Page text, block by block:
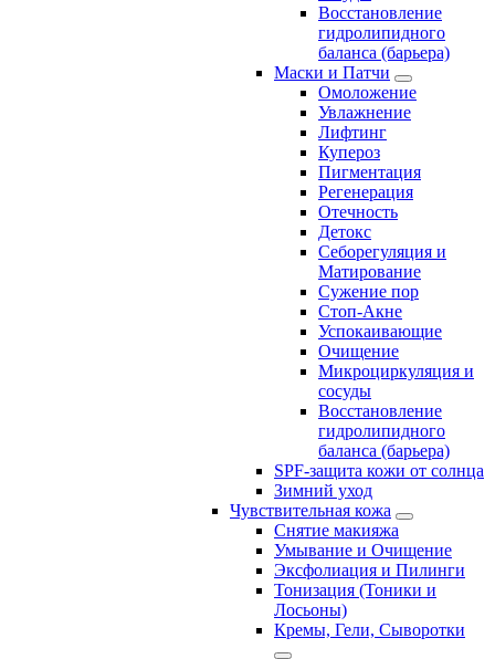
Восстановление
гидролипидного
баланса (барьера)
Маски и Патчи
Омоложение
Увлажнение
Лифтинг
Купероз
Пигментация
Регенерация
Отечность
Детокс
Себорегуляция и
Матирование
Сужение пор
Стоп-Акне
Успокаивающие
Очищение
Микроциркуляция и
сосуды
Восстановление
гидролипидного
баланса (барьера)
SPF-защита кожи от солнца
Зимний уход
Чувствительная кожа
Снятие макияжа
Умывание и Очищение
Эксфолиация и Пилинги
Тонизация (Тоники и
Лосьоны)
Кремы, Гели, Сыворотки